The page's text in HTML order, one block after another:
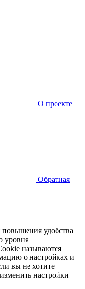
О проекте
Обратная
удобства
уровня
называются
о настройках и
вы не хотите
настройки